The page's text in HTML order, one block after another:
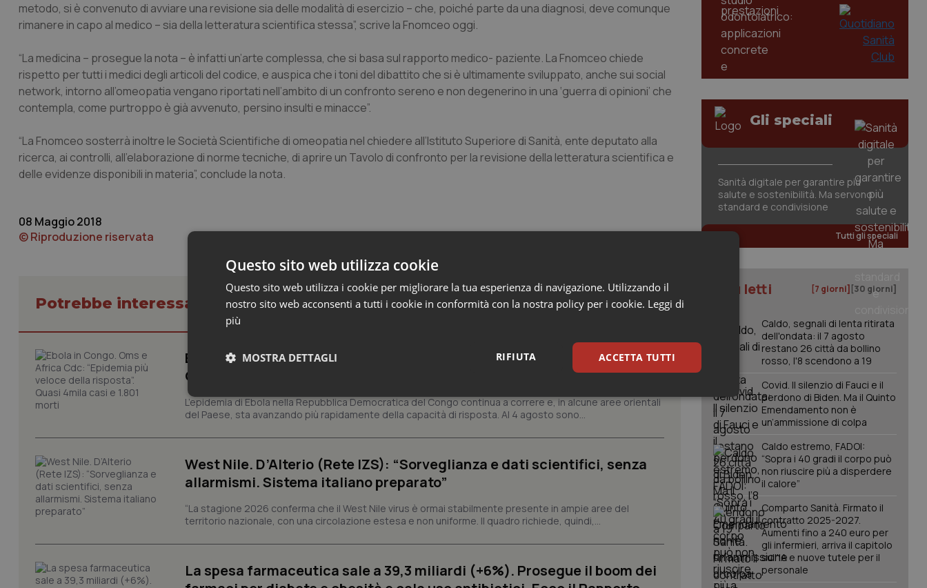
metodo, si è convenuto di avviare una revisione sia delle modalità di esercizio – che, poiché parte da una diagnosi, deve comunque
rimanere in capo al medico – sia della letteratura scientifica stessa”, scrive la Fnomceo oggi.
“La medicina – prosegue la nota – è infatti un’arte complessa, che si basa sul rapporto medico- paziente. La Fnomceo chiede
rispetto per tutti i medici degli articoli del codice, e auspica che i toni del dibattito che si è ultimamente sviluppato, anche sui social
network, intorno all’omeopatia vengano riportati nell’ambito di un confronto sereno e non degenerino in una ‘guerra di opinioni’ che
contempla, come purtroppo è già avvenuto, persino insulti e minacce”.
“La Fnomceo sosterrà inoltre le Società Scientifiche di omeopatia nel chiedere all’Istituto Superiore di Sanità, ente deputato alla
ricerca, ai controlli, all’elaborazione di norme tecniche, di aprire un Tavolo di confronto per la revisione della letteratura scientifica e
delle evidenze disponibili in materia”, conclude la nota.
08 Maggio 2018
© Riproduzione riservata
Potrebbe interessarti in Scienza e Farmaci
Ebola in Congo. Oms e Africa Cdc: “Epidemia più veloce della risposta”.
Quasi 4mila casi e 1.801 morti
L’epidemia di Ebola nella Repubblica Democratica del Congo continua a correre e, in alcune aree orientali
del Paese, sta avanzando più rapidamente della capacità di risposta. Al 4 agosto sono...
West Nile. D’Alterio (Rete IZS): “Sorveglianza e dati scientifici, senza
allarmismi. Sistema italiano preparato”
“La stagione 2026 conferma che il West Nile virus è ormai stabilmente presente in ampie aree del
territorio nazionale, con una circolazione estesa e non uniforme. Il quadro richiede, quindi,...
La spesa farmaceutica sale a 39,3 miliardi (+6%). Prosegue il boom dei
Gli speciali
Sanità digitale per garantire più
salute e sostenibilità. Ma servono
standard e condivisione
Tutti gli speciali
I più letti [7 giorni] [30 giorni]
Caldo, segnali di lenta ritirata
dell'ondata: il 7 agosto
restano 26 città da bollino
rosso, l'8 scendono a 19
Covid. Il silenzio di Fauci e il
perdono di Biden. Ma il Quinto
Emendamento non è
un’ammissione di colpa
Caldo estremo, FADOI:
“Sopra i 40 gradi il corpo può
non riuscire più a disperdere
il calore”
Comparto Sanità. Firmato il
contratto 2025-2027.
Aumenti fino a 240 euro per
gli infermieri, arriva il capitolo
sull'IA e nuove tutele per il
personale
Questo sito web utilizza cookie
Questo sito web utilizza i cookie per migliorare la tua esperienza di navigazione. Utilizzando il
nostro sito web acconsenti a tutti i cookie in conformità con la nostra policy per i cookie. Leggi di
più
ACCETTA TUTTI
RIFIUTA
MOSTRA DETTAGLI
Necessari Statistici Marketing
I cookie necessari contribuiscono a rendere fruibile il sito web abilitandone funzionalità di base quali la navigazione sulle pagine
VISITOR_PRIVACY_METADATA
YouTube
.youtube.com
5 mesi 4
settimane
Questo cookie viene utilizzato per memorizzare le
scelte di consenso e privacy dell'utente per la loro